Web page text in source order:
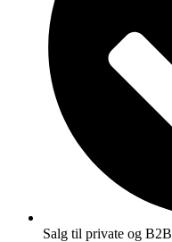
Salg til private og B2B